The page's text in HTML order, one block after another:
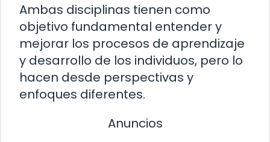
Ambas disciplinas tienen como
objetivo fundamental entender y
mejorar los procesos de aprendizaje
y desarrollo de los individuos, pero lo
hacen desde perspectivas y
enfoques diferentes.
Anuncios